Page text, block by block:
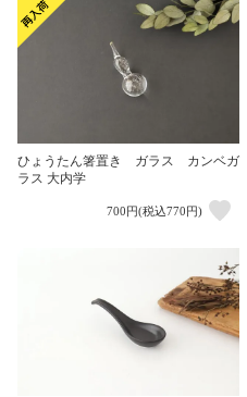
ひょうたん箸置き ガラス カンベガ
ラス 大内学
700円(税込770円)